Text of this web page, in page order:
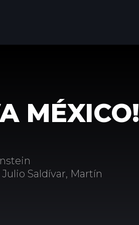
MÉXICO!
Julio Saldívar, Martín